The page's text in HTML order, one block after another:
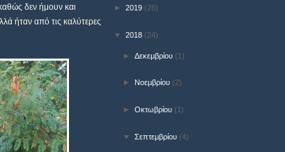
δεν ήμουν και
ήταν από τις καλύτερες
► 2019 (28)
▼ 2018 (24)
►Δεκεμβρίου (1)
► Νοεμβρίου (2)
►Οκτωβρίου (1)
▼Σεπτεμβρίου (4)